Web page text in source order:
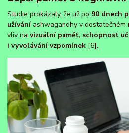
Studie prokázaly, že už po 90 dnech
užíváníashwagandhy v dostatečném
vliv na vizuální paměť, schopnost
i vyvolávání vzpomínek [6].